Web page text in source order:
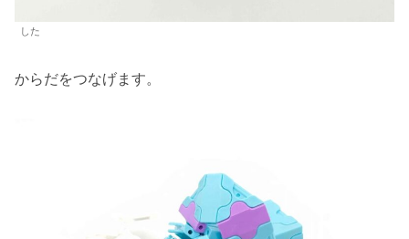
した
からだをつなげます。